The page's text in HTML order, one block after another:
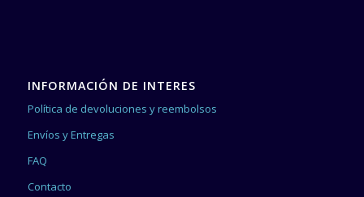
INFORMACIÓN DE INTERES
Política de devoluciones y reembolsos
Envíos y Entregas
FAQ
Contacto